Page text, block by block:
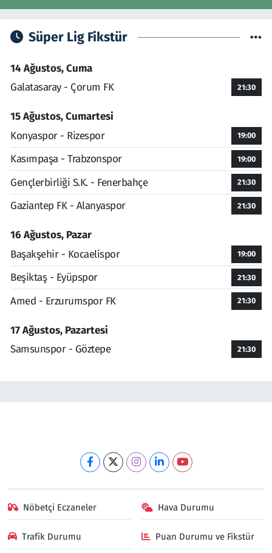
Süper Lig Fikstür
14 Ağustos, Cuma
Galatasaray - Çorum FK
21:30
15 Ağustos, Cumartesi
Konyaspor - Rizespor
19:00
Kasımpaşa - Trabzonspor 19:00
Gençlerbirliği S.K. - Fenerbahçe 21:30
Gaziantep FK - Alanyaspor 21:30
16 Ağustos, Pazar
Başakşehir - Kocaelispor
19:00
Beşiktaş - Eyüpspor 21:30
Amed - Erzurumspor FK 21:30
17 Ağustos, Pazartesi
Samsunspor - Göztepe
21:30
Nöbetçi Eczaneler Hava Durumu
Trafik Durumu Puan Durumu ve Fikstür